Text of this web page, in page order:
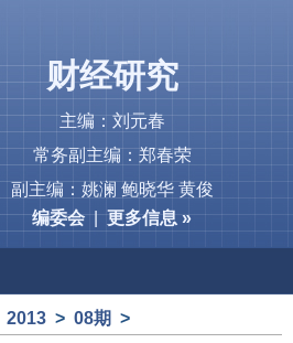
财经研究
主编：刘元春
常务副主编：郑春荣
副主编：姚澜 鲍晓华 黄俊
编委会|更多信息 »
2013 > 08期 >